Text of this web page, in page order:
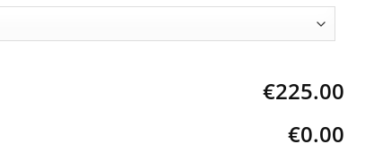
€225.00
€0.00